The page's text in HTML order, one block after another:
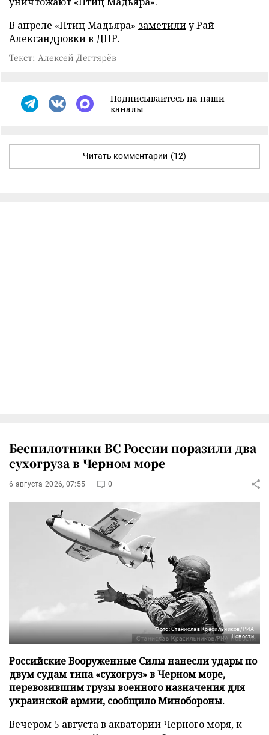
В апреле «Птиц Мадьяра» заметилиу Рай-
Александровки в ДНР.
Текст: Алексей Дегтярёв
Подписывайтесь на наши
каналы
Читать комментарии (12)
Беспилотники ВС России поразили два
сухогруза в Черном море
6 августа 2026, 07:55 0
Фото: Станислав Красильников/РИА
Новости
Российские Вооруженные Силы нанесли удары по
двум судам типа «сухогруз» в Черном море,
перевозившим грузы военного назначения для
украинской армии, сообщило Минобороны.
Вечером 5 августа в акватории Черного моря, к